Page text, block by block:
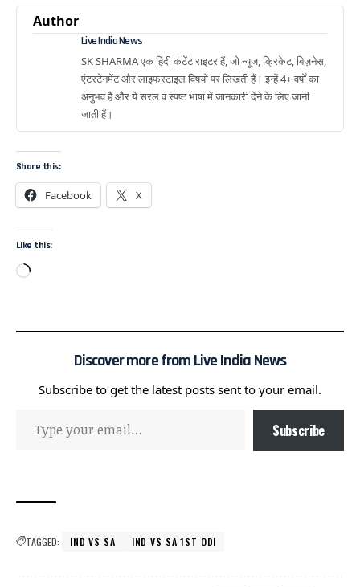
Author
Live India News
SK SHARMA एक हिंदी कंटेंट राइटर हैं, जो न्यूज, क्रिकेट, बिज़नेस,
एंटरटेनमेंट और लाइफस्टाइल विषयों पर लिखती हैं। इन्हें 4+ वर्षों का
अनुभव है और ये सरल व स्पष्ट भाषा में जानकारी देने के लिए जानी
जाती हैं।
Share this:
Facebook X
Like this:
Discover more from Live India News
Subscribe to get the latest posts sent to your email.
Subscribe
TAGGED: IND VS SA IND VS SA 1ST ODI